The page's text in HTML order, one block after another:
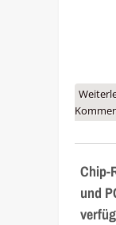
Chip-
und